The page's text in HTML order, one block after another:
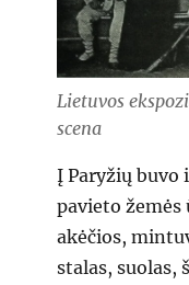
Lietuvos
scena
Į Paryžių buvo
pavieto žemės
akėčios,
stalas, suolas,